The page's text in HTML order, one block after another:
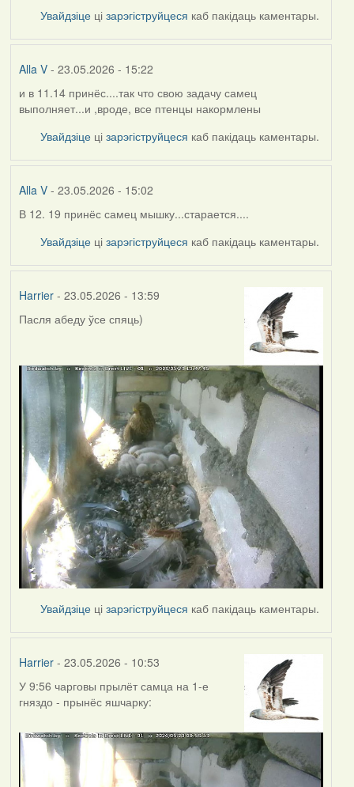
Увайдзіце цізарэгіструйцеся каб пакідаць каментары.
Alla V- 23.05.2026 - 15:22
и в 11.14 принёс....так что свою задачу самец
выполняет...и ,вроде, все птенцы накормлены
Увайдзіце цізарэгіструйцеся каб пакідаць каментары.
Alla V- 23.05.2026 - 15:02
В 12. 19 принёс самец мышку...старается....
Увайдзіце цізарэгіструйцеся каб пакідаць каментары.
Harrier- 23.05.2026 - 13:59
Пасля абеду ўсе спяць)
Увайдзіце цізарэгіструйцеся каб пакідаць каментары.
Harrier- 23.05.2026 - 10:53
У 9:56 чарговы прылёт самца на 1-е
гняздо - прынёс яшчарку: